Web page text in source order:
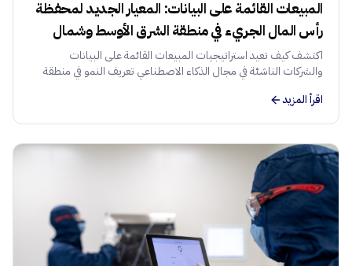
المبيعات القائمة على البيانات: المعيار الجديد لمحفظة
رأس المال الجريء في منطقة الشرق الأوسط وشمال
أفريقيا
اكتشف كيف تعيد استراتيجيات المبيعات القائمة على البيانات
والشركات الناشئة في مجال الذكاء الاصطناعي تعريف النمو في منطقة
وتدفق الصفقات.
اقرأ المزيد